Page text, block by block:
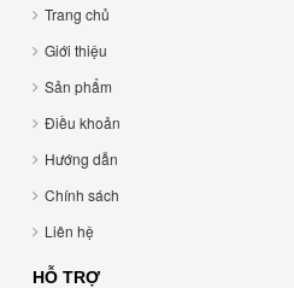
Trang chủ
Giới thiệu
Sản phẩm
Điều khoản
Hướng dẫn
Chính sách
Liên hệ
HỖ TRỢ